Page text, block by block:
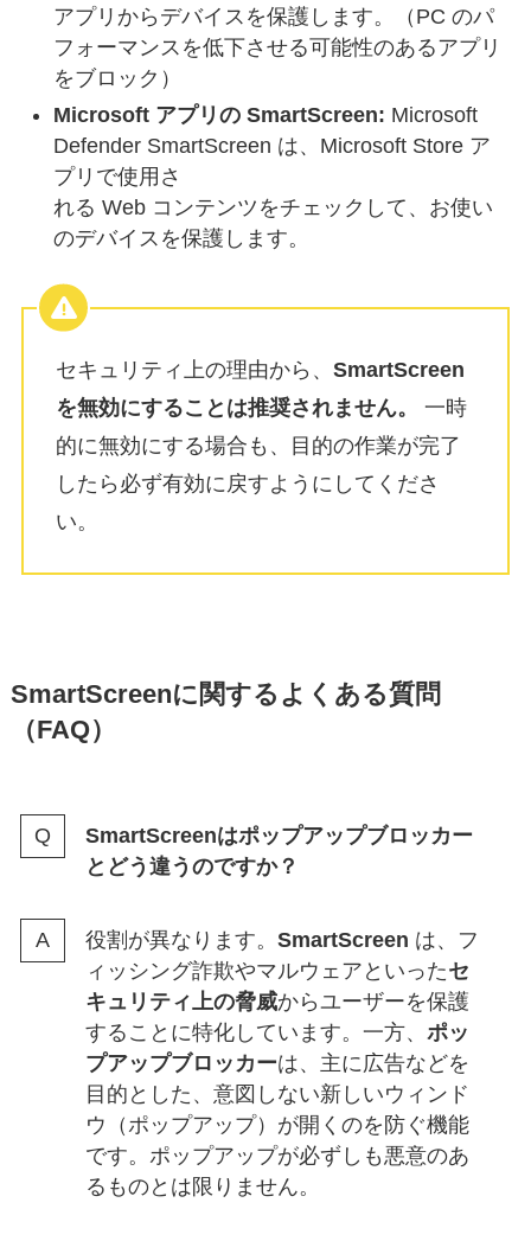
アプリからデバイスを保護します。（PC のパ
フォーマンスを低下させる可能性のあるアプリ
をブロック）
Microsoft アプリの SmartScreen: Microsoft
Defender SmartScreen は、Microsoft Store ア
プリで使用さ
れる Web コンテンツをチェックして、お使い
のデバイスを保護します。
セキュリティ上の理由から、 SmartScreen
を無効にすることは推奨されません。
一時
的に無効にする場合も、目的の作業が完了
したら必ず有効に戻すようにしてくださ
い。
SmartScreenに関するよくある質問
（FAQ）
SmartScreenはポップアップブロッカー
とどう違うのですか？
役割が異なります。 SmartScreen は、フ
ィッシング詐欺やマルウェアといったセ
キュリティ上の脅威からユーザーを保護
することに特化しています。一方、 ポッ
プアップブロッカーは、主に広告などを
目的とした、意図しない新しいウィンド
ウ（ポップアップ）が開くのを防ぐ機能
です。ポップアップが必ずしも悪意のあ
るものとは限りません。